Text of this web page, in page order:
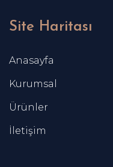
Site Haritası
Anasayfa
Kurumsal
Ürünler
İletişim